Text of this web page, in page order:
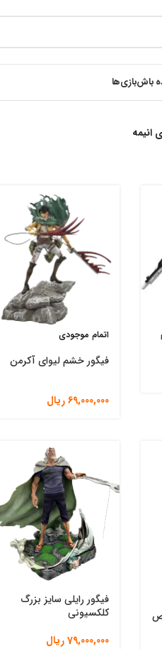
باشبازی‌ها
انیمه
اتمام موجودی
فیگور خشم لیوای آکرمن
69,000,000ریال
فیگور رایلی سایز بزرگ
کلکسیونی
79,000,000ریال